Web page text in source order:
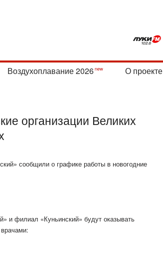
Воздухоплавание 2026 О проекте
организации Великих
сообщили о графике работы в новогодние
и филиал «Куньинский» будут оказывать